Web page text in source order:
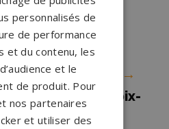
→
Palluau
Pouzauges
Rocheservière
→
Saint-Gilles-Croix-
Vie→
personnalisés de
de performance
et du contenu, les
et le
de produit. Pour
nos partenaires
et utiliser des